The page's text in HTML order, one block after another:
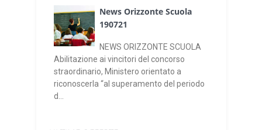
News Orizzonte Scuola
190721
NEWS ORIZZONTE SCUOLA
Abilitazione ai vincitori del concorso
straordinario, Ministero orientato a
riconoscerla “al superamento del periodo
d...